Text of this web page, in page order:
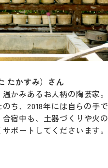
たかすみ）さん
かみあるお人柄の陶芸家。
ち、2018年には自らの手で
宿中も、土器づくりや火の
ポートしてくださいます。